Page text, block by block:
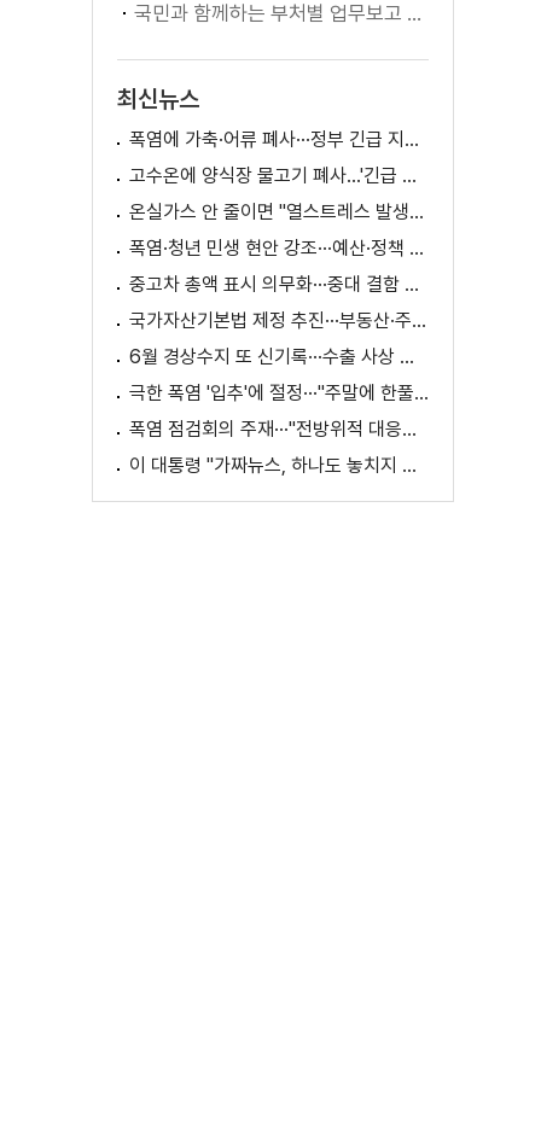
국민과 함께하는 부처별 업무보고 재개
최신뉴스
폭염에 가축·어류 폐사···정부 긴급 지원책 마련
고수온에 양식장 물고기 폐사...'긴급 방류' 지원
온실가스 안 줄이면 "열스트레스 발생일 29배 증가"
폭염·청년 민생 현안 강조···예산·정책 방향 제시
중고차 총액 표시 의무화···중대 결함 시 '계약 해제'
국가자산기본법 제정 추진···부동산·주식 등 통합 관리
6월 경상수지 또 신기록···수출 사상 첫 1천억 달러
극한 폭염 '입추'에 절정···"주말에 한풀 꺾인다"
폭염 점검회의 주재···"전방위적 대응체계 가동"
이 대통령 "가짜뉴스, 하나도 놓치지 말고 바로잡아야"